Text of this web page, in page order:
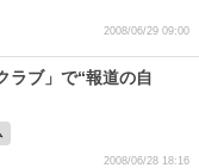
2008/06/29 09:00
ラブ」で“報道の自
2008/06/28 18:16